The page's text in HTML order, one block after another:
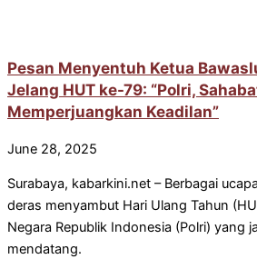
Pesan Menyentuh Ketua
Jelang HUT ke-79: “Polri,
Memperjuangkan Keadilan”
June 28, 2025
Surabaya, kabarkini.net – Berbagai
deras menyambut Hari Ulang Tahun
Negara Republik Indonesia (Polri) yang
mendatang.